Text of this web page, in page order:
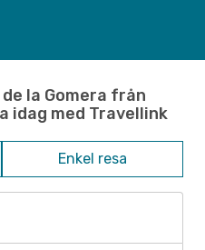
la Gomera från
idag med Travellink
Enkel resa